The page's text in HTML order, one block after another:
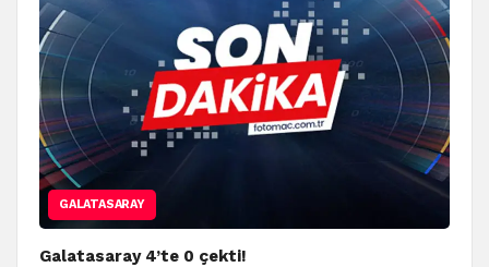
GALATASARAY
Galatasaray 4’te 0 çekti!